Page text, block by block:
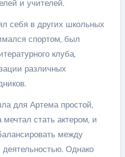
и учителей.
себя в других школьных
спортом, был
клуба,
различных
для Артема простой,
мечтал стать актером, и
между
Однако